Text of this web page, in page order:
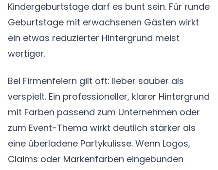
Kindergeburtstage darf es bunt sein. Für runde
Geburtstage mit erwachsenen Gästen wirkt
ein etwas reduzierter Hintergrund meist
wertiger.
Bei Firmenfeiern gilt oft: lieber sauber als
verspielt. Ein professioneller, klarer Hintergrund
mit Farben passend zum Unternehmen oder
zum Event-Thema wirkt deutlich stärker als
eine überladene Partykulisse. Wenn Logos,
Claims oder Markenfarben eingebunden